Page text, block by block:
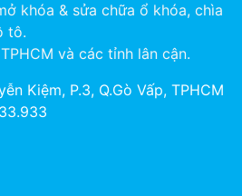
khóa & sửa chữa ổ khóa, chìa
tô.
và các tỉnh lân cận.
Kiệm, P.3, Q.Gò Vấp, TPHCM